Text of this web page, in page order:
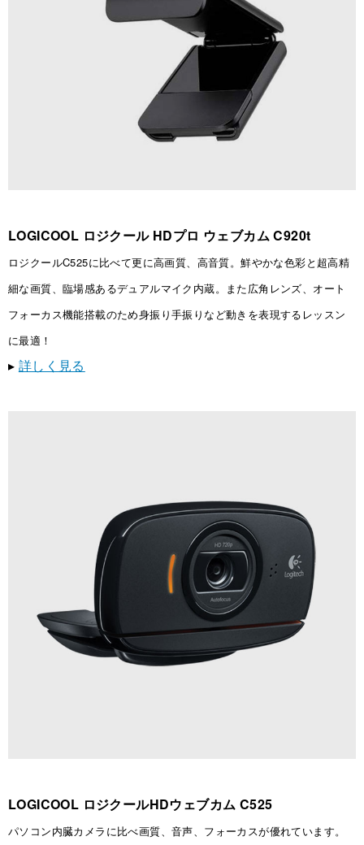
LOGICOOL ロジクール HDプロ ウェブカム C920t
ロジクールC525に比べて更に高画質、高音質。鮮やかな色彩と超高精
細な画質、臨場感あるデュアルマイク内蔵。また広角レンズ、オート
フォーカス機能搭載のため身振り手振りなど動きを表現するレッスン
に最適！
▸ 詳しく見る
LOGICOOL ロジクールHDウェブカム C525
パソコン内臓カメラに比べ画質、音声、フォーカスが優れています。